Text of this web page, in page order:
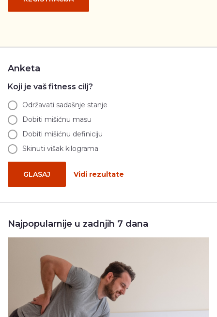
Anketa
Koji je vaš fitness cilj?
Održavati sadašnje stanje
Dobiti mišićnu masu
Dobiti mišićnu definiciju
Skinuti višak kilograma
GLASAJ Vidi rezultate
Najpopularnije u zadnjih 7 dana